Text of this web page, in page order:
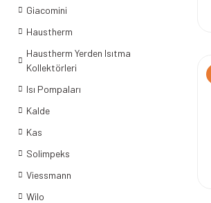
Giacomini
Haustherm
Haustherm Yerden Isıtma
Kollektörleri
Isı Pompaları
Kalde
Kas
Solimpeks
Viessmann
Wilo